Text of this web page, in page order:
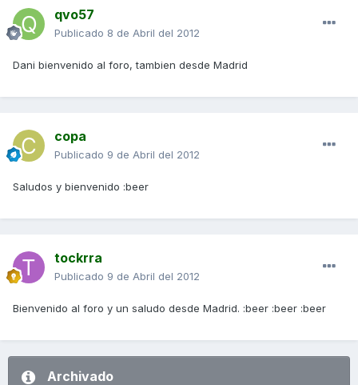
qvo57
Publicado 8 de Abril del 2012
Dani bienvenido al foro, tambien desde Madrid
copa
Publicado 9 de Abril del 2012
Saludos y bienvenido :beer
tockrra
Publicado 9 de Abril del 2012
Bienvenido al foro y un saludo desde Madrid. :beer :beer :beer
Archivado